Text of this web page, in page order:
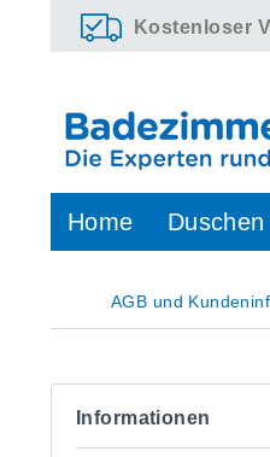
Kostenloser
Home Duschen
AGB und
Informationen